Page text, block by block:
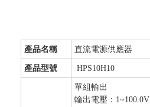
產品名稱 直流電源供應器
產品型號 HPS10H10
單組輸出
輸出電壓：1~100.0V